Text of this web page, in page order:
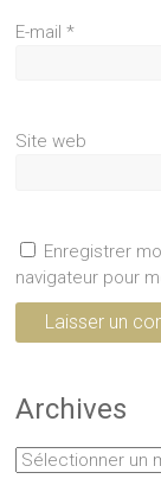
E-mail*
Site web
Enregistrer
navigateur pour
Archives
Archives